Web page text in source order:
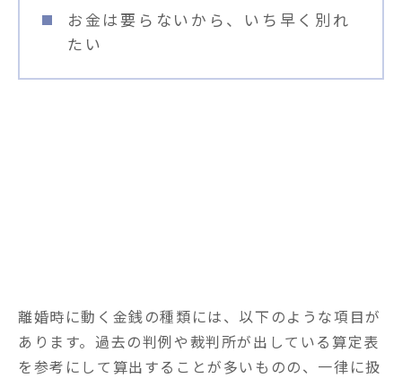
お金は要らないから、いち早く別れ
たい
離婚時に動く金銭の種類には、以下のような項目が
あります。過去の判例や裁判所が出している算定表
を参考にして算出することが多いものの、一律に扱